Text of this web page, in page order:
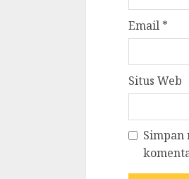
Email *
Situs Web
Simpan